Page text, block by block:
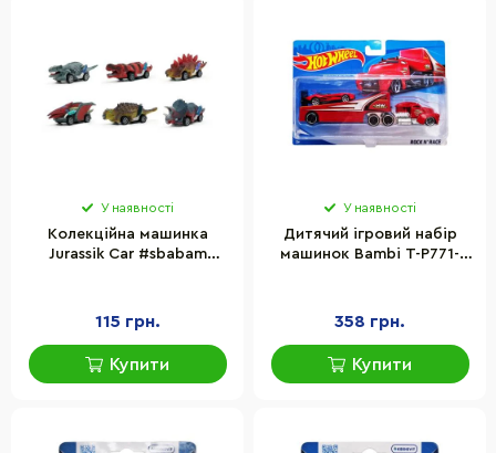
У наявності
Колекційна машинка
Jurassik Car #sbabam
115 грн.
Купити
У наявності
Дитячий ігровий набір
машинок Bambi T-P771-
358 грн.
Купити